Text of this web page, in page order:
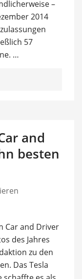
–
2014
57
…
and
besten
Car and Driver
des Jahres
zu den
Das Tesla